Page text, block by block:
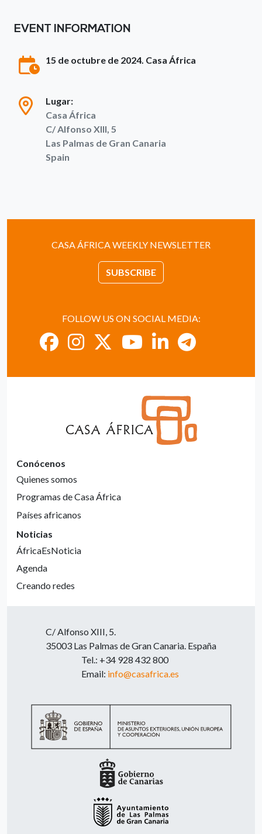
EVENT INFORMATION
15 de octubre de 2024. Casa África
Lugar:
Casa África
C/ Alfonso XIII, 5
Las Palmas de Gran Canaria
Spain
CASA ÁFRICA WEEKLY NEWSLETTER
SUBSCRIBE
FOLLOW US ON SOCIAL MEDIA:
Conócenos
Quienes somos
Programas de Casa África
Países africanos
Noticias
ÁfricaEsNoticia
Agenda
Creando redes
C/ Alfonso XIII, 5.
35003 Las Palmas de Gran Canaria. España
Tel.: +34 928 432 800
Email: info@casafrica.es